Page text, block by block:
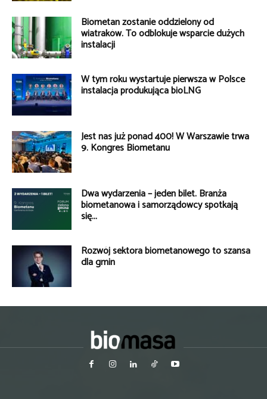
Biometan zostanie oddzielony od
wiatraków. To odblokuje wsparcie dużych
instalacji
W tym roku wystartuje pierwsza w Polsce
instalacja produkująca bioLNG
Jest nas już ponad 400! W Warszawie trwa
9. Kongres Biometanu
Dwa wydarzenia – jeden bilet. Branża
biometanowa i samorządowcy spotkają
się...
Rozwój sektora biometanowego to szansa
dla gmin